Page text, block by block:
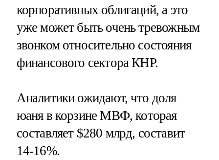
корпоративных облигаций, а это
уже может быть очень тревожным
звонком относительно состояния
финансового сектора КНР.
Аналитики ожидают, что доля
юаня в корзине МВФ, которая
составляет $280 млрд, составит
14-16%.